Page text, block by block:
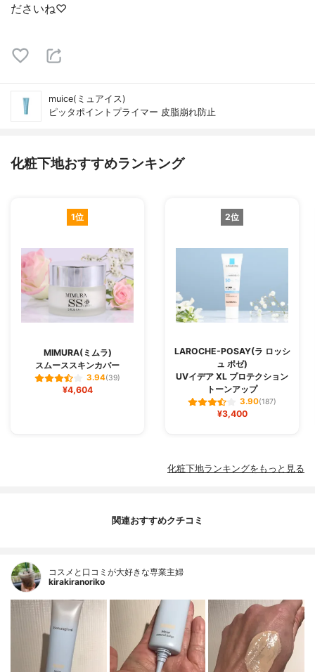
ださいね♡
muice(ミュアイス)
ピッタポイントプライマー 皮脂崩れ防止
化粧下地おすすめランキング
1位
MIMURA(ミムラ)
スムーススキンカバー
3.94(39)
¥4,604
2位
LAROCHE-POSAY(ラ ロッシ
ュ ポゼ)
UVイデア XL プロテクション
トーンアップ
3.90(187)
¥3,400
化粧下地ランキングをもっと見る
関連おすすめクチコミ
コスメと口コミが大好きな専業主婦
kirakiranoriko